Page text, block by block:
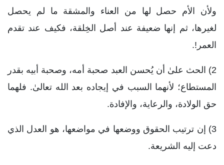
ولأن الأم حصل لها من العناء والمشقة ما لم يحصل
لغيرها، ثم إنها ضعيفة عند أصل الخِلقة، فكيف عند تقدم
العمر!.
2) الحث علىٰ أن يُحسن العبد صحبة أمه، وصحبة أبيه بقدر
المستطاع؛ لأنهما السبب في إيجاده بعد الله تعالىٰ. فلهما
حق الولادة، والرعاية، والإفادة.
3) إن ترتيب الحقوق ووضعها في مواضعها، هو العدل الذي
دعت إليه الشريعة.